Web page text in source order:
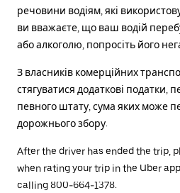
речовини водіям, які
ви вважаєте, що ваш водій
або алкоголю, попросіть його
З власників комерційних
стягуватися додаткові податки,
певного штату, сума яких може
дорожнього збору.
After the driver has ended the trip,
when rating your trip in the Uber
calling 800-664-1378.